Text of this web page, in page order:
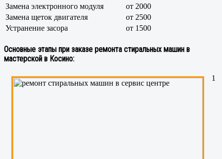
Замена электронного модуля
от 2000
Замена щеток двигателя
от 2500
Устранение засора
от 1500
Основные этапы при заказе ремонта стиральных машин в
мастерской в Косино:
1